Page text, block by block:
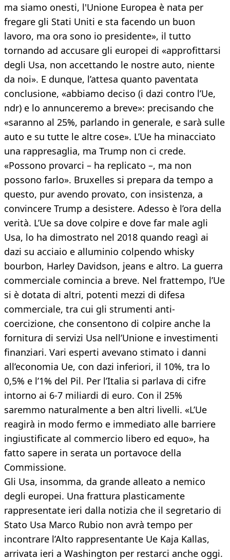
ma siamo onesti, l'Unione Europea è nata per
fregare gli Stati Uniti e sta facendo un buon
lavoro, ma ora sono io presidente», il tutto
tornando ad accusare gli europei di «approfittarsi
degli Usa, non accettando le nostre auto, niente
da noi». E dunque, l’attesa quanto paventata
conclusione, «abbiamo deciso (i dazi contro l’Ue,
ndr) e lo annunceremo a breve»: precisando che
«saranno al 25%, parlando in generale, e sarà sulle
auto e su tutte le altre cose». L’Ue ha minacciato
una rappresaglia, ma Trump non ci crede.
«Possono provarci – ha replicato –, ma non
possono farlo». Bruxelles si prepara da tempo a
questo, pur avendo provato, con insistenza, a
convincere Trump a desistere. Adesso è l’ora della
verità. L’Ue sa dove colpire e dove far male agli
Usa, lo ha dimostrato nel 2018 quando reagì ai
dazi su acciaio e alluminio colpendo whisky
bourbon, Harley Davidson, jeans e altro. La guerra
commerciale comincia a breve. Nel frattempo, l’Ue
si è dotata di altri, potenti mezzi di difesa
commerciale, tra cui gli strumenti anti-
coercizione, che consentono di colpire anche la
fornitura di servizi Usa nell’Unione e investimenti
finanziari. Vari esperti avevano stimato i danni
all’economia Ue, con dazi inferiori, il 10%, tra lo
0,5% e l’1% del Pil. Per l’Italia si parlava di cifre
intorno ai 6-7 miliardi di euro. Con il 25%
saremmo naturalmente a ben altri livelli. «L’Ue
reagirà in modo fermo e immediato alle barriere
ingiustificate al commercio libero ed equo», ha
fatto sapere in serata un portavoce della
Commissione.
Gli Usa, insomma, da grande alleato a nemico
degli europei. Una frattura plasticamente
rappresentate ieri dalla notizia che il segretario di
Stato Usa Marco Rubio non avrà tempo per
incontrare l’Alto rappresentante Ue Kaja Kallas,
arrivata ieri a Washington per restarci anche oggi.